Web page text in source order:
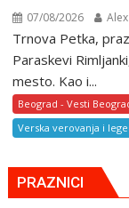
07/08/2026 Alex
Trnova Petka,
Paraskevi
mesto. Kao i...
Beograd - Vesti
Verska verovanja i
PRAZNICI